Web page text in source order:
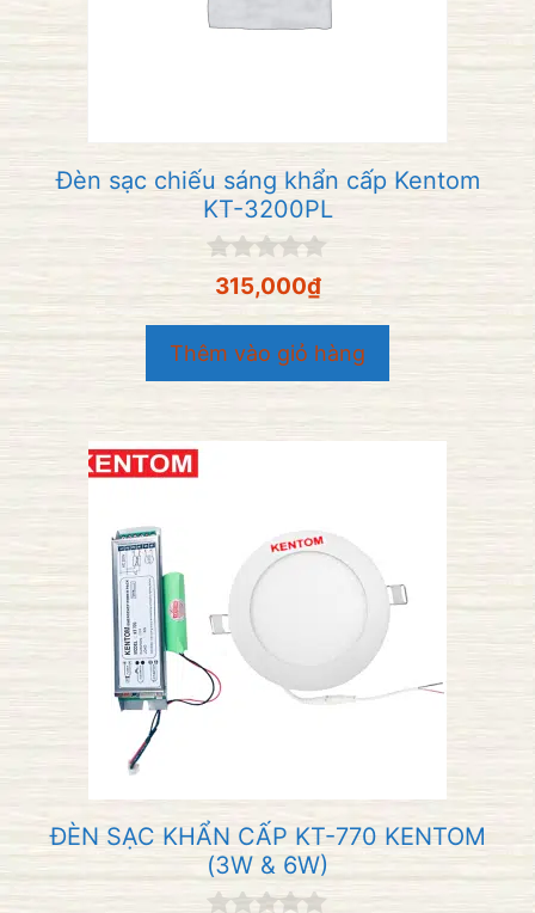
Đèn sạc chiếu sáng khẩn cấp Kentom
KT-3200PL
0
n
g
o
à
i
315,000₫
Thêm vào giỏ hàng
ĐÈN SẠC KHẨN CẤP KT-770 KENTOM
(3W & 6W)